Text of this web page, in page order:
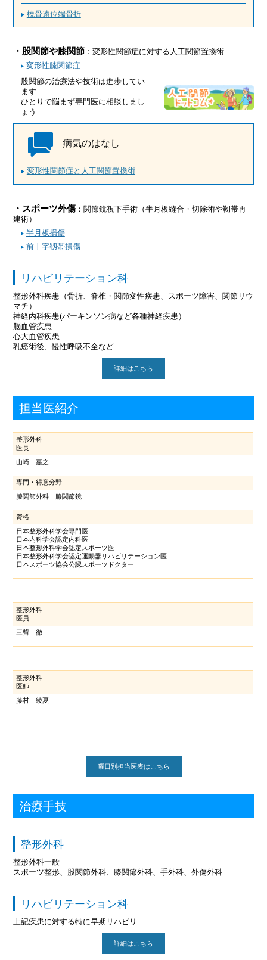
橈骨遠位端骨折
・股関節や膝関節 ：変形性関節症に対する人工関節置換術
変形性膝関節症
股関節の治療法や技術は進歩してい
ます
ひとりで悩まず専門医に相談しまし
ょう
病気のはなし
変形性関節症と人工関節置換術
・スポーツ外傷 ：関節鏡視下手術（半月板縫合・切除術や靭帯再
建術）
半月板損傷
前十字靱帯損傷
リハビリテーション科
整形外科疾患（骨折、脊椎・関節変性疾患、スポーツ障害、関節リウ
マチ）
神経内科疾患(パーキンソン病など各種神経疾患）
脳血管疾患
心大血管疾患
乳癌術後、慢性呼吸不全など
詳細はこちら
担当医紹介
整形外科
医長
山崎 嘉之
専門・得意分野
膝関節外科 膝関節鏡
資格
日本整形外科学会専門医
日本内科学会認定内科医
日本整形外科学会認定スポーツ医
日本整形外科学会認定運動器リハビリテーション医
日本スポーツ協会公認スポーツドクター
整形外科
医員
三觜 徹
整形外科
医師
藤村 綾夏
曜日別担当医表はこちら
治療手技
整形外科
整形外科一般
スポーツ整形、股関節外科、膝関節外科、手外科、外傷外科
リハビリテーション科
上記疾患に対する特に早期リハビリ
詳細はこちら